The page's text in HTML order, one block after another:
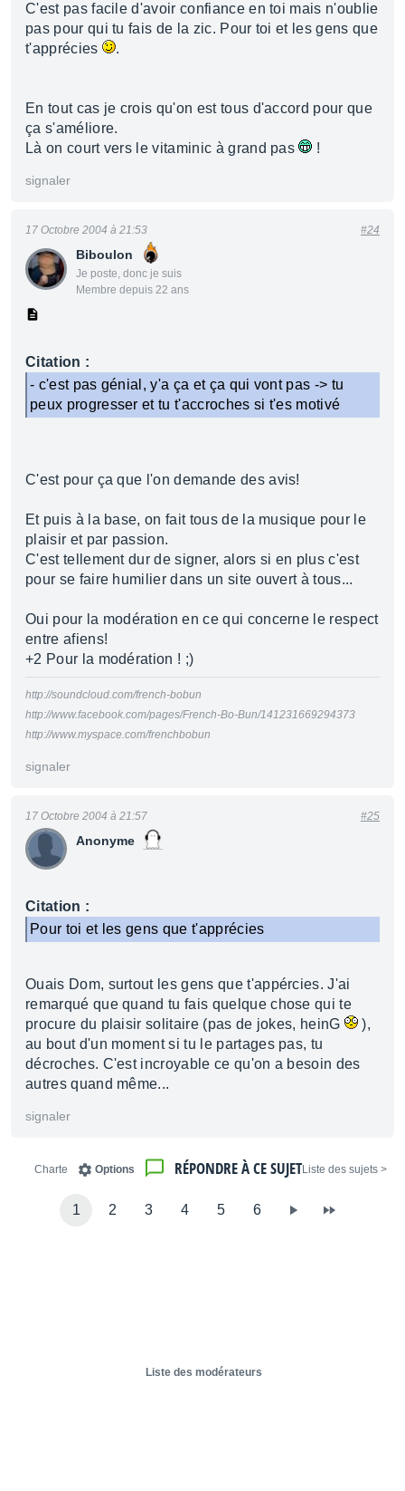
C'est pas facile d'avoir confiance en toi mais n'oublie
pas pour qui tu fais de la zic. Pour toi et les gens que
t'apprécies
.
En tout cas je crois qu'on est tous d'accord pour que
ça s'améliore.
Là on court vers le vitaminic à grand pas
!
signaler
Biboulon
Je poste, donc je suis
Membre depuis 22 ans
17 Octobre 2004 à 21:53 #24
Citation :
- c'est pas génial, y'a ça et ça qui vont pas -> tu
peux progresser et tu t'accroches si t'es motivé
C'est pour ça que l'on demande des avis!
Et puis à la base, on fait tous de la musique pour le
plaisir et par passion.
C'est tellement dur de signer, alors si en plus c'est
pour se faire humilier dans un site ouvert à tous...
Oui pour la modération en ce qui concerne le respect
entre afiens!
+2 Pour la modération ! ;)
http://soundcloud.com/french-bobun
http://www.facebook.com/pages/French-Bo-Bun/141231669294373
http://www.myspace.com/frenchbobun
signaler
Anonyme
17 Octobre 2004 à 21:57 #25
Citation :
Pour toi et les gens que t'apprécies
Ouais Dom, surtout les gens que t'appércies. J'ai
remarqué que quand tu fais quelque chose qui te
procure du plaisir solitaire (pas de jokes, heinG
),
au bout d'un moment si tu le partages pas, tu
décroches. C'est incroyable ce qu'on a besoin des
autres quand même...
signaler
< Liste des sujets
RÉPONDRE À CE SUJET
Options
Charte
1 2 3 4 5 6
Liste des modérateurs